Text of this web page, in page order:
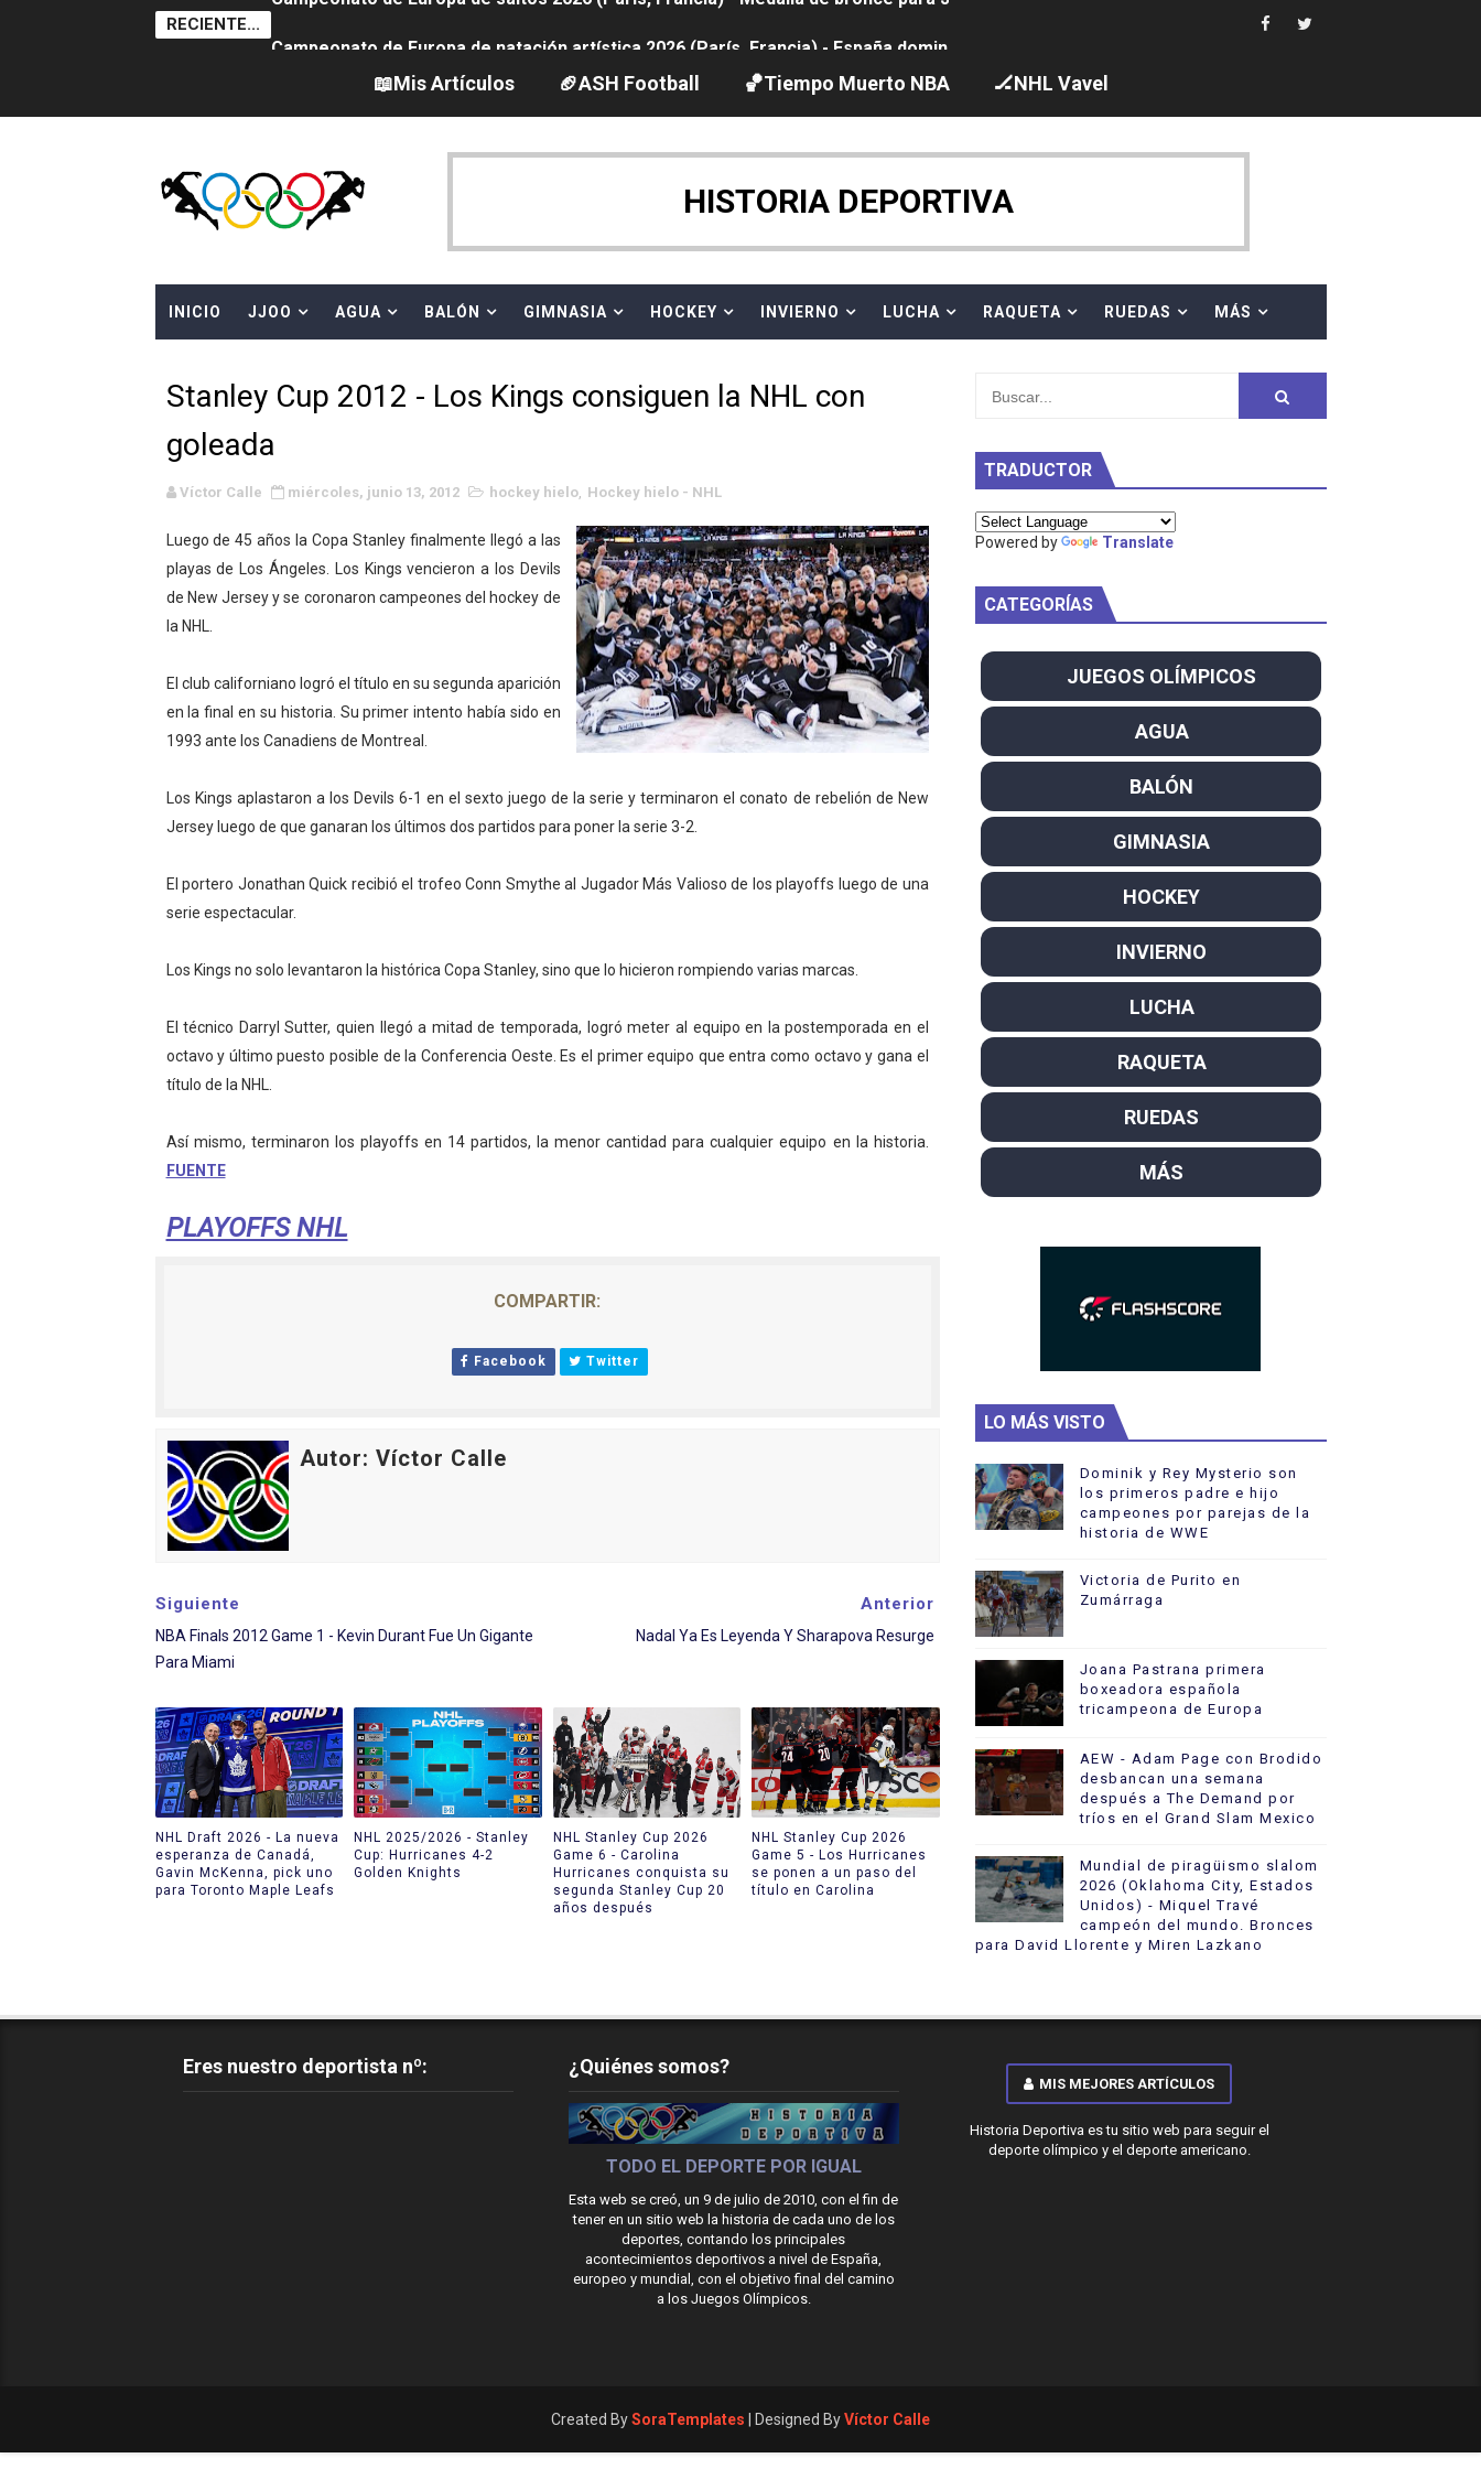
RECIENTE... Campeonato de Europa de natación artística 2026 (París, Francia) - España domina junto al equipo neutral ruso, llevándose 8 medallas, seis para
AEW - Adam Page con Brodido desbancan una semana después a The Demand por tríos en el Grand Slam Mexico
Tour de Francia femenino 2026 - Etapa 5
Women's Pro Baseball League 2026
Campeonato de Europa en aguas abiertas 2026 (París, Francia) - Dobletes de Wellbrock y Taddeucci. Ángela Martínez 5ª en 10km
WWE NXT - Myles Borne y Tavion Heights ponen fin al reinado por parejas de The Vanity Project
Canadian Football League 2026 - Week 10
EFA y AFLE 2026 - Regular season
Grandes éxitos por fin para Chelsea Green, Chad Gable y Baron Corbin en SummerSlam
Campeonato de Europa de MTB 2026 (Monteceneri, Suiza) - Charlie Aldridge y Sina Frei dominan el Europeo
Campeonato de Europa de remo 2026 (Varese, Italia) - Rumanía, Alemania y Gran Bretaña se reparten el botín y Caetano Horta y Rodrigo Conde
Mundial de lacrosse femenino 2026 (Tokio, Japón) - Estados Unidos invencibles, ya son decacampeonas y quinto oro consecutivo
Máxima celebración en el último Impact! con Jason Hotch como nuevo TNA International Champion
Mundial de esgrima 2026 (Hong Kong) - La delegación italiana arrasa con 4 oros y 4 platas
Raquel Rodriguez es la nueva monarca Intercontinental, su primer título individual en WWE
Athletes Unlimited Softball League 2026 - Las Utah Talons son bicampeonas de la AUSL
Mundial de piragüismo slalom 2026 (Oklahoma City, Estados Unidos) - Miquel Travé campeón del mundo. Bronces para David Llorente y Miren
Tour de Francia masculino 2026 - Tadej Pogacar entra en el selecto grupo de los pentacampeones, los más laureados
Mundial de Fórmula 1 2026 - Lando Norris consigue en Hungría su primera victoria del año como campeón
Copa del Mundo femenina 2026 - Estados Unidos campeón dejando a España a las puertas
Campeonato de Europa de saltos 2026 (París, Francia) - Medalla de bronce para Jorge Rodríguez y Ana Carvajal
📖Mis Artículos 🏈ASH Football 🏀Tiempo Muerto NBA 🏒NHL Vavel
HISTORIA DEPORTIVA
INICIO JJOO AGUA BALÓN GIMNASIA HOCKEY INVIERNO LUCHA RAQUETA RUEDAS MÁS
Stanley Cup 2012 - Los Kings consiguen la NHL con
goleada
Víctor Calle miércoles, junio 13, 2012 hockey hielo, Hockey hielo - NHL
Luego de 45 años la Copa Stanley finalmente llegó a las
playas de Los Ángeles. Los Kings vencieron a los Devils
de New Jersey y se coronaron campeones del hockey de
la NHL.
El club californiano logró el título en su segunda aparición
en la final en su historia. Su primer intento había sido en
1993 ante los Canadiens de Montreal.
Los Kings aplastaron a los Devils 6-1 en el sexto juego de la serie y terminaron el conato de rebelión de New
Jersey luego de que ganaran los últimos dos partidos para poner la serie 3-2.
El portero Jonathan Quick recibió el trofeo Conn Smythe al Jugador Más Valioso de los playoffs luego de una
serie espectacular.
Los Kings no solo levantaron la histórica Copa Stanley, sino que lo hicieron rompiendo varias marcas.
El técnico Darryl Sutter, quien llegó a mitad de temporada, logró meter al equipo en la postemporada en el
octavo y último puesto posible de la Conferencia Oeste. Es el primer equipo que entra como octavo y gana el
título de la NHL.
Así mismo, terminaron los playoffs en 14 partidos, la menor cantidad para cualquier equipo en la historia.
FUENTE
PLAYOFFS NHL
COMPARTIR:
Facebook Twitter
Autor: Víctor Calle
Siguiente
NBA Finals 2012 Game 1 - Kevin Durant Fue Un Gigante
Para Miami
Anterior
Nadal Ya Es Leyenda Y Sharapova Resurge
NHL Draft 2026 - La nueva
esperanza de Canadá,
Gavin McKenna, pick uno
para Toronto Maple Leafs
NHL 2025/2026 - Stanley
Cup: Hurricanes 4-2
Golden Knights
NHL Stanley Cup 2026
Game 6 - Carolina
Hurricanes conquista su
segunda Stanley Cup 20
años después
NHL Stanley Cup 2026
Game 5 - Los Hurricanes
se ponen a un paso del
título en Carolina
TRADUCTOR
Powered by Translate
CATEGORÍAS
JUEGOS OLÍMPICOS
AGUA
BALÓN
GIMNASIA
HOCKEY
INVIERNO
LUCHA
RAQUETA
RUEDAS
MÁS
LO MÁS VISTO
Dominik y Rey Mysterio son
los primeros padre e hijo
campeones por parejas de la
historia de WWE
Victoria de Purito en
Zumárraga
Joana Pastrana primera
boxeadora española
tricampeona de Europa
AEW - Adam Page con Brodido
desbancan una semana
después a The Demand por
tríos en el Grand Slam Mexico
Mundial de piragüismo slalom
2026 (Oklahoma City, Estados
Unidos) - Miquel Travé
campeón del mundo. Bronces
para David Llorente y Miren Lazkano
Eres nuestro deportista nº: ¿Quiénes somos?
TODO EL DEPORTE POR IGUAL
Esta web se creó, un 9 de julio de 2010, con el fin de
tener en un sitio web la historia de cada uno de los
deportes, contando los principales
acontecimientos deportivos a nivel de España,
europeo y mundial, con el objetivo final del camino
a los Juegos Olímpicos.
MIS MEJORES ARTÍCULOS
Historia Deportiva es tu sitio web para seguir el
deporte olímpico y el deporte americano.
Created BySoraTemplates | Designed ByVíctor Calle